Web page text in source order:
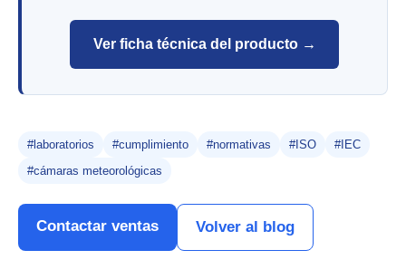
Ver ficha técnica del producto →
#laboratorios #cumplimiento #normativas #ISO
#IEC
#cámaras meteorológicas
Contactar ventas Volver al blog